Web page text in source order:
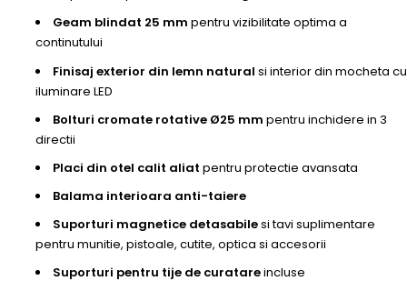
Geam blindat 25 mm pentru vizibilitate optima a
continutului
Finisaj exterior din lemn natural si interior din mocheta cu
iluminare LED
Bolturi cromate rotative Ø25 mm pentru inchidere in 3
directii
Placi din otel calit aliat pentru protectie avansata
Balama interioara anti-taiere
Suporturi magnetice detasabilesi tavi suplimentare
pentru munitie, pistoale, cutite, optica si accesorii
Suporturi pentru tije de curatareincluse